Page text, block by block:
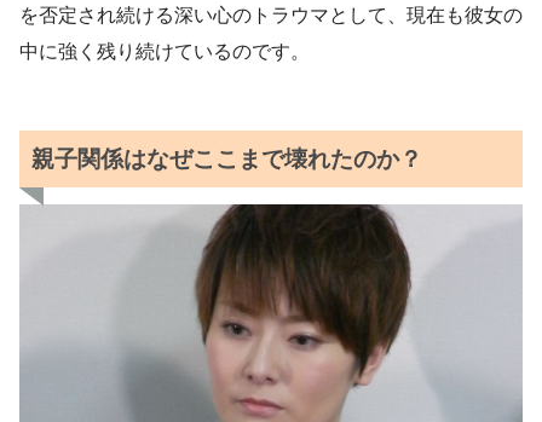
を否定され続ける深い心のトラウマとして、現在も彼女の
中に強く残り続けているのです。
親子関係はなぜここまで壊れたのか？